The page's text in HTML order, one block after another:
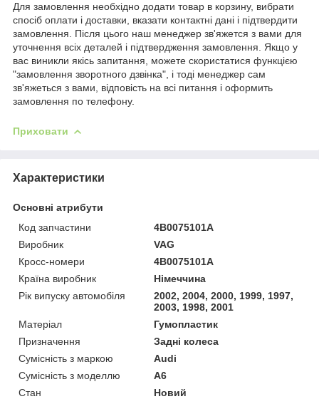
Для замовлення необхідно додати товар в корзину, вибрати
спосіб оплати і доставки, вказати контактні дані і підтвердити
замовлення. Після цього наш менеджер зв'яжется з вами для
уточнення всіх деталей і підтвердження замовлення. Якщо у
вас виникли якісь запитання, можете скористатися функцією
"замовлення зворотного дзвінка", і тоді менеджер сам
зв'яжеться з вами, відповість на всі питання і оформить
замовлення по телефону.
Приховати
Характеристики
Основні атрибути
Код запчастини
4B0075101A
Виробник
VAG
Кросс-номери
4B0075101A
Країна виробник
Німеччина
Рік випуску автомобіля
2002, 2004, 2000, 1999, 1997,
2003, 1998, 2001
Матеріал
Гумопластик
Призначення
Задні колеса
Сумісність з маркою
Audi
Сумісність з моделлю
A6
Стан
Новий